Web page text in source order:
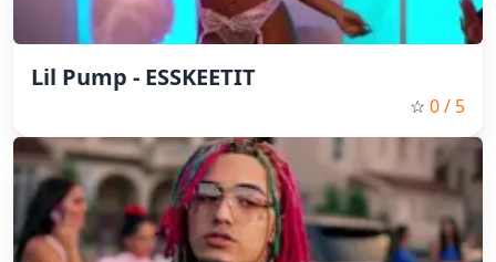
Lil Pump - ESSKEETIT
☆ 0/ 5